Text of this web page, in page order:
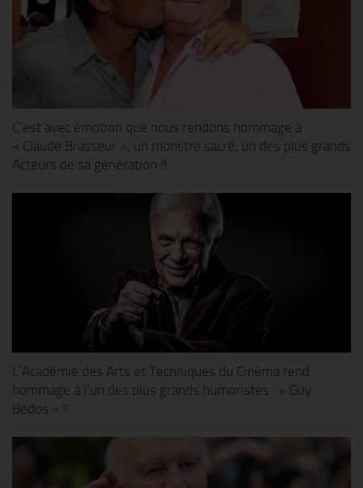
C’est avec émotion que nous rendons hommage à
« Claude Brasseur », un monstre sacré, un des plus grands
Acteurs de sa génération !!
L’Académie des Arts et Techniques du Cinéma rend
hommage à l’un des plus grands humoristes : « Guy
Bedos » !!